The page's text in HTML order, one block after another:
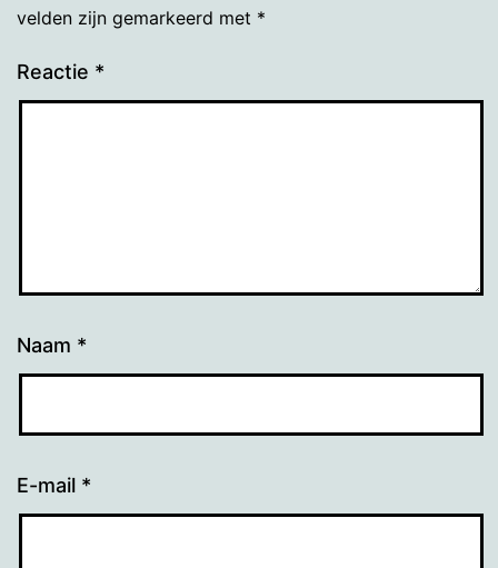
velden zijn gemarkeerd met *
Reactie *
Naam *
E-mail *